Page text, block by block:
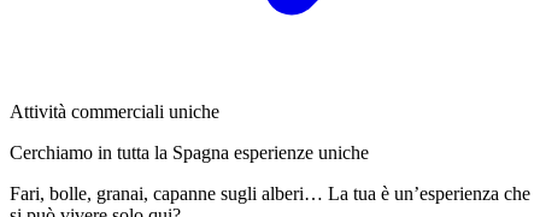
Attività commerciali uniche
Cerchiamo in tutta la Spagna esperienze uniche
Fari, bolle, granai, capanne sugli alberi… La tua è un’esperienza che